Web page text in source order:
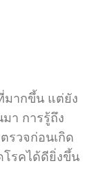
มากขึ้น แต่ยัง
า การรู้ถึง
รวจก่อนเกิด
โรคได้ดียิ่งขึ้น